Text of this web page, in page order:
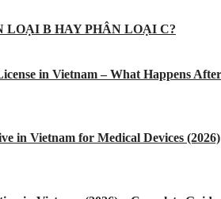
LOẠI B HAY PHÂN LOẠI C?
in Vietnam – What Happens
in Vietnam for Medical Devices (2026)